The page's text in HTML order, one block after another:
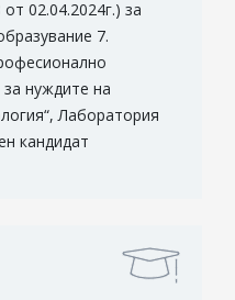
02.04.2024г.) за
7.
нуждите на
Лаборатория
кандидат